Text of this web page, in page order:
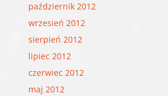
październik 2012
wrzesień 2012
sierpień 2012
lipiec 2012
czerwiec 2012
maj 2012